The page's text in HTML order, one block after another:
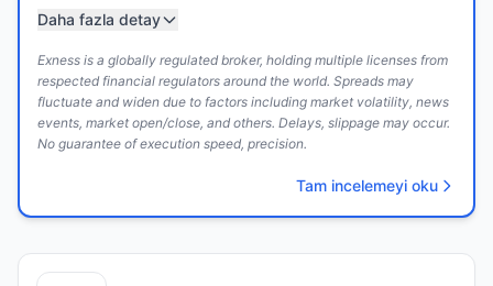
Daha fazla detay
Exness is a globally regulated broker, holding multiple licenses from
respected financial regulators around the world. Spreads may
fluctuate and widen due to factors including market volatility, news
events, market open/close, and others. Delays, slippage may occur.
No guarantee of execution speed, precision.
Tam incelemeyi oku